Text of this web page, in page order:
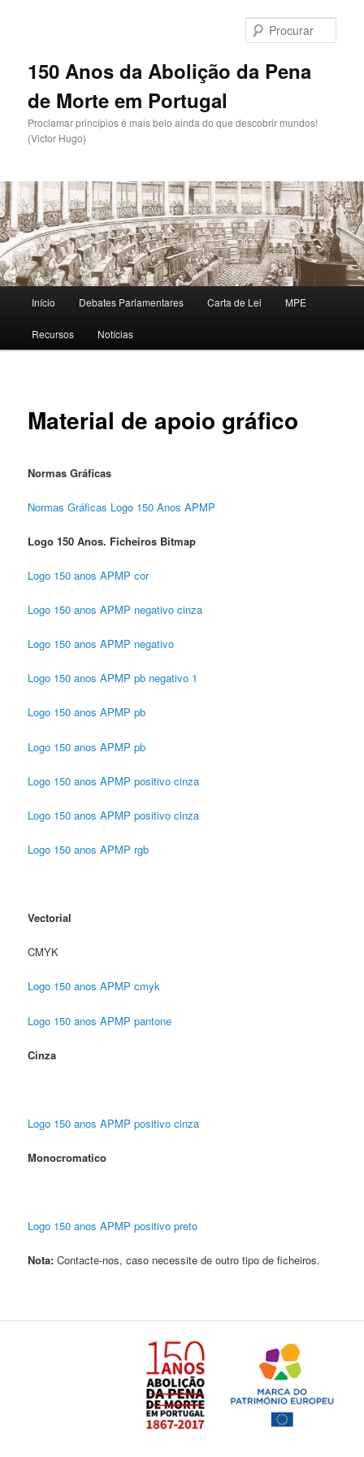
primário150 Anos da Abolição da Pena
de Morte em Portugal
Proclamar princípios é mais belo ainda do que descobrir mundos!
(Victor Hugo)
principal
Início Debates Parlamentares Carta de Lei MPE
Recursos Notícias
Material de apoio gráfico
Normas Gráficas
Normas Gráficas Logo 150 Anos APMP
Logo 150 Anos. Ficheiros Bitmap
Logo 150 anos APMP cor
Logo 150 anos APMP negativo cinza
Logo 150 anos APMP negativo
Logo 150 anos APMP pb negativo 1
Logo 150 anos APMP pb
Logo 150 anos APMP pb
Logo 150 anos APMP positivo cinza
Logo 150 anos APMP positivo cinza
Logo 150 anos APMP rgb
Vectorial
CMYK
Logo 150 anos APMP cmyk
Logo 150 anos APMP pantone
Cinza
Logo 150 anos APMP positivo cinza
Monocromatico
Logo 150 anos APMP positivo preto
Nota:Contacte-nos, caso necessite de outro tipo de ficheiros.